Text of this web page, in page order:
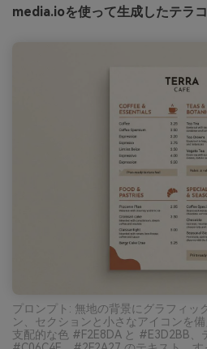
media.ioを使って生成したテラ
プロンプト: 無地の背景にグラフィッ
ン、セクションと小さなアイコンを
支配的な色 #F2E8DA と #E3D2BB、